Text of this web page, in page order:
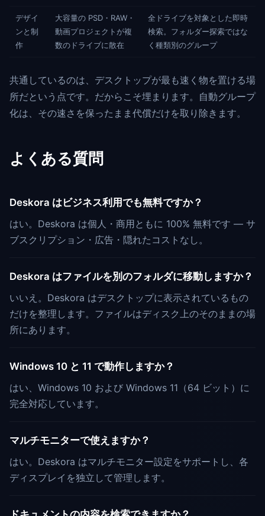
デザイ
ンと制
作
大容量の PSD・RAW・
動画プロジェクトが複
数のドライブに散在
全ドライブを対象とした即時
検索。フォルダー探索ではな
く種類別のグループ
共通しているのは、デスクトップが最も速く物を置ける場
所だという点です。だからこそ埋まります。自動グループ
化は、その速さを保ったまま代償だけを取り除きます。
よくある質問
Deskora はビジネス利用でも無料ですか？
はい。Deskora は個人・商用ともに 100% 無料です — サ
ブスクリプション・広告・隠れたコストなし。
Deskora はファイルを別のフォルダに移動しますか？
いいえ。Deskora はデスクトップに表示されているもの
だけを整理します。ファイルはディスク上のそのままの場
所にあります。
Windows 10 と 11 で動作しますか？
はい、Windows 10 および Windows 11（64 ビット）に
完全対応しています。
マルチモニターで使えますか？
はい。Deskora はマルチモニター設定をサポートし、各
ディスプレイを独立して管理します。